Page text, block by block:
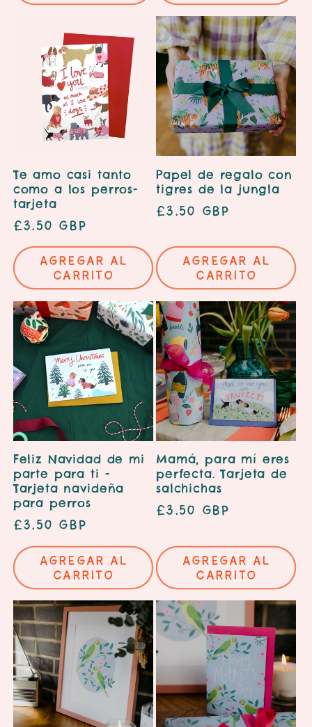
Te amo casi tanto
como a los perros-
tarjeta
Precio
habitual
£3.50 GBP
Agregar al
carrito
Papel de regalo con
tigres de la jungla
Precio
£3.50 GBP
Agregar al
carrito
Feliz Navidad de mi
parte para ti -
Tarjeta navideña
para perros
Precio
habitual
£3.50 GBP
Agregar al
carrito
Mamá, para mí eres
perfecta. Tarjeta de
salchichas
Precio
£3.50 GBP
Agregar al
carrito